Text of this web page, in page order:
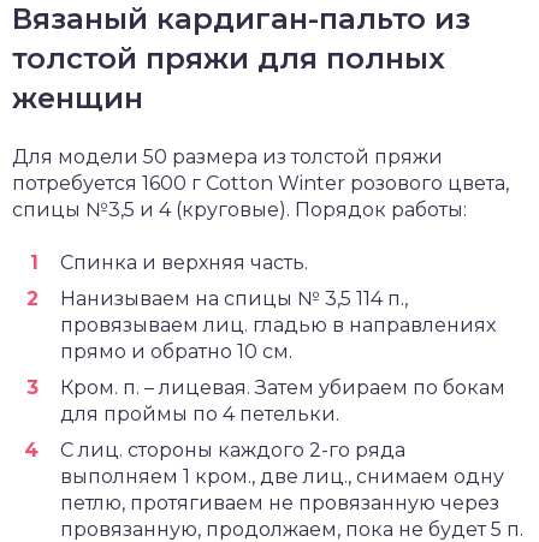
Вязаный кардиган-пальто из
толстой пряжи для полных
женщин
Для модели 50 размера из толстой пряжи
потребуется 1600 г Cotton Winter розового цвета,
спицы №3,5 и 4 (круговые). Порядок работы:
Спинка и верхняя часть.
Нанизываем на спицы № 3,5 114 п.,
провязываем лиц. гладью в направлениях
прямо и обратно 10 см.
Кром. п. – лицевая. Затем убираем по бокам
для проймы по 4 петельки.
С лиц. стороны каждого 2-го ряда
выполняем 1 кром., две лиц., снимаем одну
петлю, протягиваем не провязанную через
провязанную, продолжаем, пока не будет 5 п.